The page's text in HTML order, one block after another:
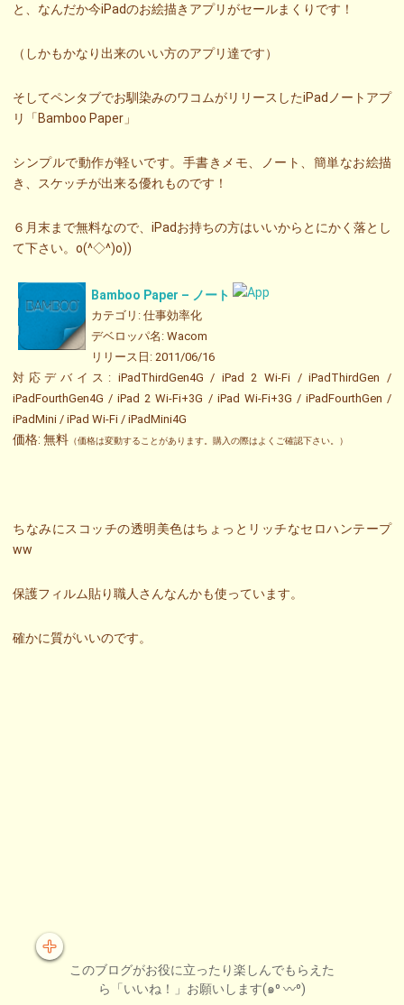
と、なんだか今iPadのお絵描きアプリがセールまくりです！
（しかもかなり出来のいい方のアプリ達です）
そしてペンタブでお馴染みのワコムがリリースしたiPadノートアプ
リ「Bamboo Paper」
シンプルで動作が軽いです。手書きメモ、ノート、簡単なお絵描
き、スケッチが出来る優れものです！
６月末まで無料なので、iPadお持ちの方はいいからとにかく落とし
て下さい。o(^◇^)o))
Bamboo Paper – ノート
カテゴリ: 仕事効率化
デベロッパ名: Wacom
リリース日: 2011/06/16
対応デバイス: iPadThirdGen4G / iPad 2 Wi-Fi / iPadThirdGen /
iPadFourthGen4G / iPad 2 Wi-Fi+3G / iPad Wi-Fi+3G / iPadFourthGen /
iPadMini / iPad Wi-Fi / iPadMini4G
価格: 無料 （価格は変動することがあります。購入の際はよくご確認下さい。）
ちなみにスコッチの透明美色はちょっとリッチなセロハンテープ
ww
保護フィルム貼り職人さんなんかも使っています。
確かに質がいいのです。
このブログがお役に立ったり楽しんでもらえた
ら「いいね！」お願いします(๑⁰ 〰⁰)